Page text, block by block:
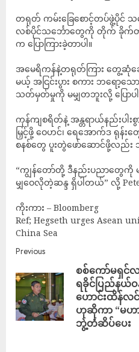
တရုတ် ကမ်းခြေစောင့်တပ်ဖွဲ့ပိုင်
လစ်ပိုင်သင်္ဘောတွေကို တိုက် ခိုက်တဲ့ဖ
က ပြောကြားခဲ့တာပါ။
အမေရိကန်နဲ့တရုတ်ကြား တွေ့ဆုံဆွ
မယ့် အငြင်းပွား စကား ဘရော့
သတ်မှတ်မှုကို မမျှတဘူးလို့ ပြောပ
ကုန်ကျစရိတ်နဲ့ အန္တရာယ်နည်းပါး
မြှင့်ဖို့ ဝေဟင်၊ ရေအောက်ဒ ရုန်း
စနစ်တွေ ပူးတွဲဖော်ဆောင်ဖို့လည်
“ကျွန်တော်တို့ ဒီနည်းပညာတွေ
မျှဝေလိုတဲ့ဆန္ဒ ရှိပါတယ်” လို့
ကိုးကား – Bloomberg
Ref; Hegseth urges Asean
China Sea
Previous
စစ်ကော်မရှင်
ရခိုင်ပြည်နယ်ဝ
ဟောင်းထိန်လ
ဟုဆိုကာ “မဟာ
ဘွဲ့တံဆိပ်ပေး